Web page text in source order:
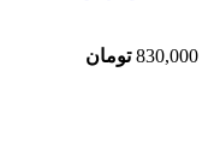
830,000 تومان